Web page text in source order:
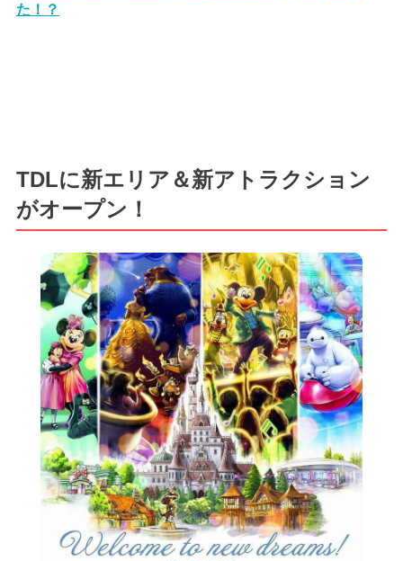
た！？
TDLに新エリア＆新アトラクション
がオープン！